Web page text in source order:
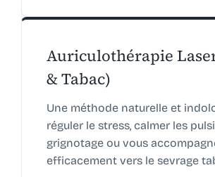
Auriculothérapie
& Tabac)
Une méthode naturelle et
réguler le stress, calmer les
grignotage ou vous
efficacement vers le sevrage